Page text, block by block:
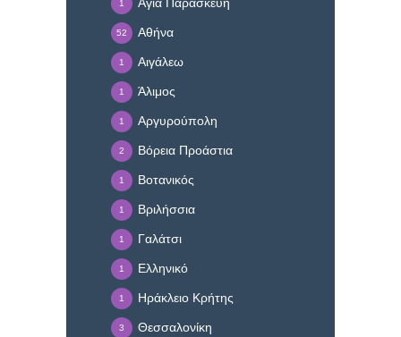
Αγία Παρασκευή
1
Αθήνα
52
Αιγάλεω
1
Άλιμος
1
Αργυρούπολη
1
Βόρεια Προάστια
2
Βοτανικός
1
Βριλήσσια
1
Γαλάτσι
1
Ελληνικό
1
Ηράκλειο Κρήτης
1
Θεσσαλονίκη
3